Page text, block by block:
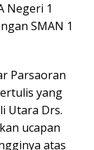
Negeri 1
SMAN 1
Parsaoran
yang
Utara Drs.
ucapan
atas